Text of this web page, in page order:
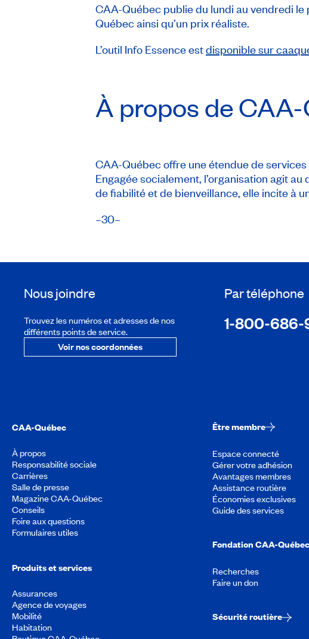
CAA-Québec publie du lundi au vendredi
Québec ainsi qu’un prix réaliste.
L’outil Info Essence estdisponible sur
À propos de
CAA-Québec offre une étendue de
Engagée socialement, l’organisation agit
de fiabilité et de bienveillance, elle incite à
–30–
Nous joindre
Trouvez les numéros et adresses de nos
différents points de service.
Voir nos coordonnées
Par téléphone
1-800-686-
CAA-Québec
À propos
Responsabilité sociale
Carrières
Salle de presse
Magazine CAA-Québec
Conseils
Foire aux questions
Formulaires utiles
Produits et services
Assurances
Agence de voyages
Mobilité
Habitation
Être membre
Espace connecté
Gérer votre adhésion
Avantages membres
Assistance routière
Économies exclusives
Guide des services
Fondation CAA-Québec
Recherches
Faire un don
Sécurité routière